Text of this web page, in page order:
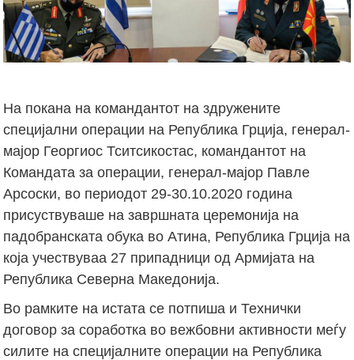
На покана на командантот на здружените
специјални операции на Република Грција, генерал-
мајор Георгиос Тситсикостас, командантот на
Командата за операции, генерал-мајор Павле
Арсоски, во периодот 29-30.10.2020 година
присуствуваше на завршната церемонија на
падобранската обука во Атина, Република Грција на
која учествуваа 27 припадници од Армијата на
Република Северна Македонија.
Во рамките на истата се потпиша и Технички
договор за соработка во вежбовни активности меѓу
силите на специјалните операции на Република